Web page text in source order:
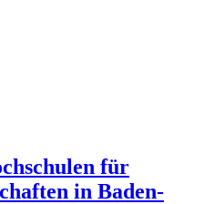
für
in Baden-